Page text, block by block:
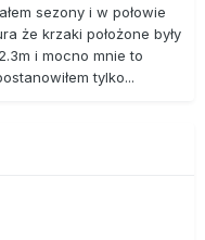
sezony i w połowie
że krzaki położone były
i mocno mnie to
tylko...